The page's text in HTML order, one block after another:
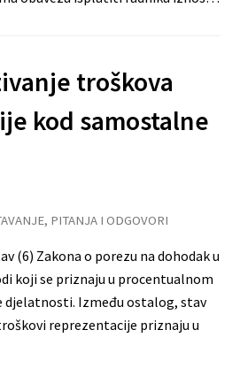
troškova
kod samostalne
, PITANJA I ODGOVORI
(6) Zakona o porezu na dohodak u
koji se priznaju u procentualnom
djelatnosti. Između ostalog, stav
reprezentacije priznaju u